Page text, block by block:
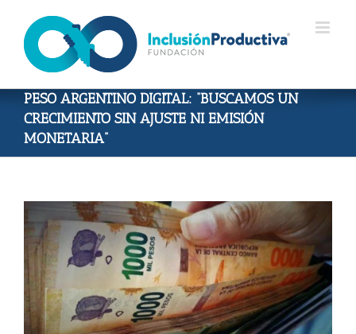
content
PESO ARGENTINO DIGITAL: “BUSCAMOS UN
CRECIMIENTO SIN AJUSTE NI EMISIÓN
MONETARIA”
View
Larger
Image